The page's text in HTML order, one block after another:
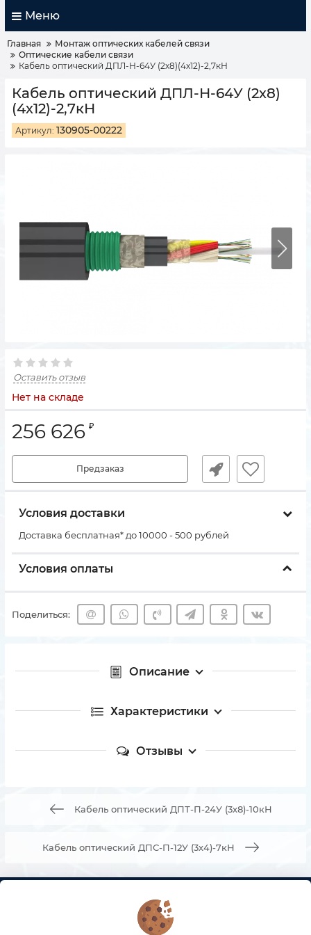
Меню
Главная
Монтаж оптических кабелей связи
Оптические кабели связи
Кабель оптический ДПЛ-Н-64У (2х8)(4х12)-2,7кН
Кабель оптический ДПЛ-Н-64У (2х8)
(4х12)-2,7кН
Артикул: 130905-00222
Оставить отзыв
Нет на складе
256 626 ₽
Предзаказ
Условия доставки
Доставка бесплатная* до 10000 - 500 рублей
Условия оплаты
Поделиться:
Описание
Характеристики
Отзывы
Кабель оптический ДПТ-П-24У (3х8)-10кН
Кабель оптический ДПС-П-12У (3х4)-7кН